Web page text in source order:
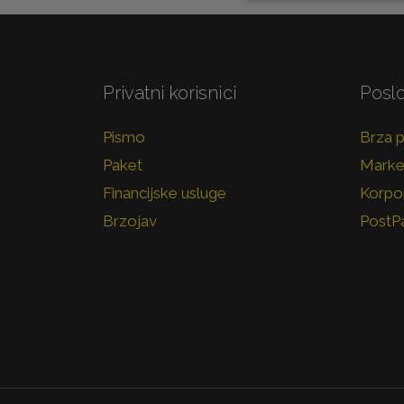
Privatni korisnici
Pismo
Paket
Financijske usluge
Brzojav
Brza